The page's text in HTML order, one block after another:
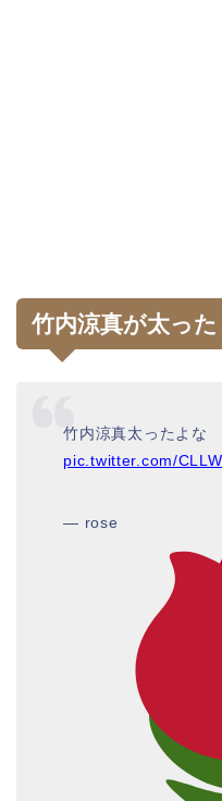
竹内涼真が太っ
竹内涼真太ったよな
pic.twitter.com/
— rose